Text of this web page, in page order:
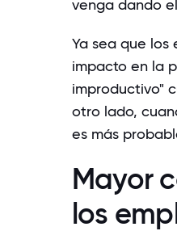
venga dando
Ya sea que los
impacto en la
improductivo"
otro lado,
es más
Mayor
los